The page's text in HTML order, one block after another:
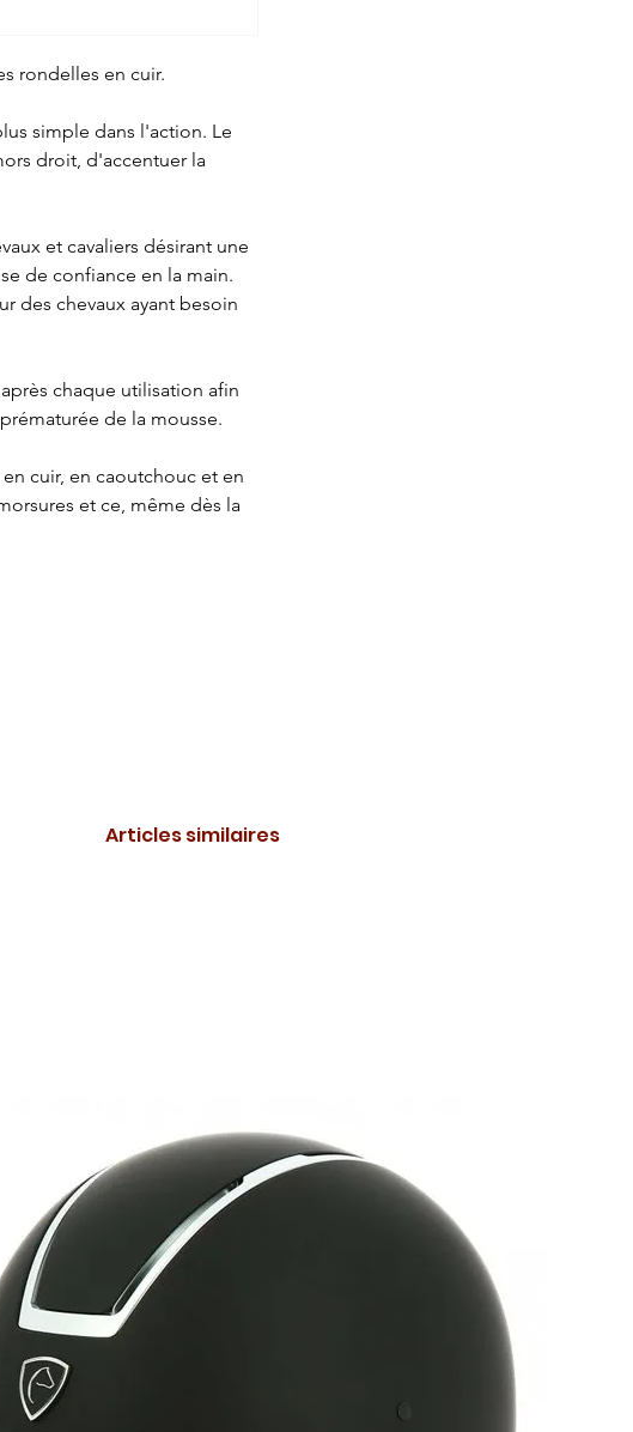
rondelles en cuir.
simple dans l'action. Le
droit, d'accentuer la
et cavaliers désirant une
de confiance en la main.
des chevaux ayant besoin
chaque utilisation afin
de la mousse.
cuir, en caoutchouc et en
et ce, même dès la
Articles similaires